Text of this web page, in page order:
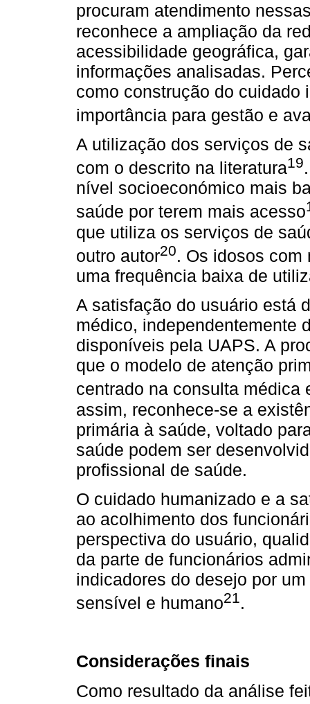
procuram atendimento
reconhece a ampliação da
acessibilidade geográfica,
informações analisadas.
como construção do cuidado
importância para gestão e
A utilização dos serviços de
com o descrito na literatura19
nível socioeconómico mais
saúde por terem mais acesso
que utiliza os serviços de
outro autor20. Os idosos com
uma frequência baixa de
A satisfação do usuário está
médico, independentemente
disponíveis pela UAPS. A
que o modelo de atenção
centrado na consulta médica
assim, reconhece-se a
primária à saúde, voltado
saúde podem ser
profissional de saúde.
O cuidado humanizado e a
ao acolhimento dos
perspectiva do usuário,
da parte de funcionários
indicadores do desejo por
sensível e humano21.
Considerações finais
Como resultado da análise